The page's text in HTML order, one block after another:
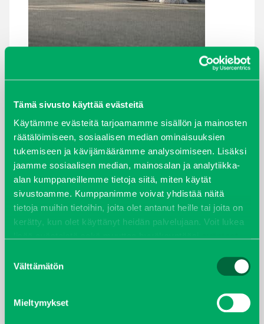
Tämä sivusto käyttää evästeitä
Käytämme evästeitä tarjoamamme sisällön ja mainosten
räätälöimiseen, sosiaalisen median ominaisuuksien
tukemiseen ja kävijämäärämme analysoimiseen. Lisäksi
jaamme sosiaalisen median, mainosalan ja analytiikka-
alan kumppaneillemme tietoja siitä, miten käytät
sivustoamme. Kumppanimme voivat yhdistää näitä
tietoja muihin tietoihin, joita olet antanut heille tai joita on
kerätty, kun olet käyttänyt heidän palvelujaan. Voit lukea
valinta
Välttämätön
Mieltymykset
ARKISTOT
maaliskuu 2026
elokuu 2024
syyskuu 2023
joulukuu 2022
huhtikuu 2022
helmikuu 2022